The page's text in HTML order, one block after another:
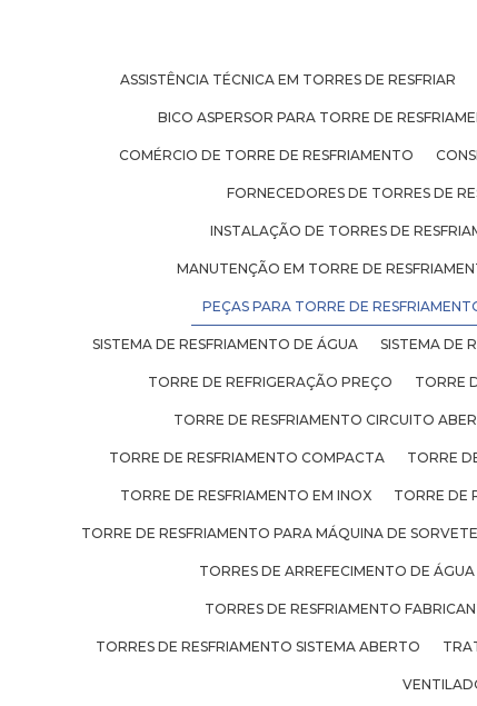
ASSISTÊNCIA TÉCNICA EM TORRES DE RESFRIAR
BICO ASPERSOR PARA TORRE DE
COMÉRCIO DE TORRE DE RESFRIAMENTO
FORNECEDORES DE TORRES DE
INSTALAÇÃO DE TORRES DE
MANUTENÇÃO EM TORRE DE
PEÇAS PARA TORRE DE
SISTEMA DE RESFRIAMENTO DE ÁGUA SISTEMA DE
TORRE DE REFRIGERAÇÃO PREÇO TORRE
TORRE DE RESFRIAMENTO CIRCUITO
TORRE DE RESFRIAMENTO COMPACTA TORRE
TORRE DE RESFRIAMENTO EM INOX TORRE DE
TORRE DE RESFRIAMENTO PARA MÁQUINA DE SORVETE
TORRES DE ARREFECIMENTO DE ÁGUA
TORRES DE RESFRIAMENTO
TORRES DE RESFRIAMENTO SISTEMA ABERTO